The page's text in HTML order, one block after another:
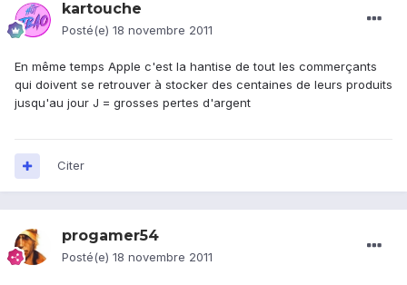
kartouche
Posté(e) 18 novembre 2011
En même temps Apple c'est la hantise de tout les commerçants
qui doivent se retrouver à stocker des centaines de leurs produits
jusqu'au jour J = grosses pertes d'argent
Citer
progamer54
Posté(e) 18 novembre 2011